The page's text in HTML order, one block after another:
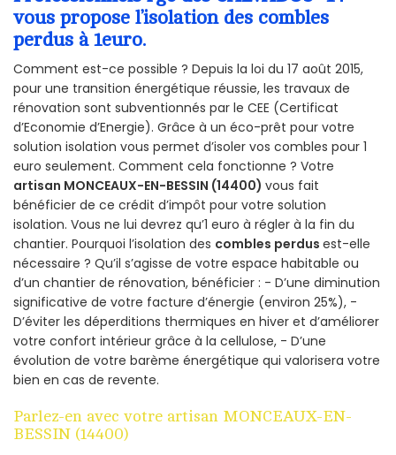
vous propose l’isolation des combles
perdus à 1euro.
Comment est-ce possible ? Depuis la loi du 17 août 2015,
pour une transition énergétique réussie, les travaux de
rénovation sont subventionnés par le CEE (Certificat
d’Economie d’Energie). Grâce à un éco-prêt pour votre
solution isolation vous permet d’isoler vos combles pour 1
euro seulement. Comment cela fonctionne ? Votre
artisan MONCEAUX-EN-BESSIN (14400) vous fait
bénéficier de ce crédit d’impôt pour votre solution
isolation. Vous ne lui devrez qu’1 euro à régler à la fin du
chantier. Pourquoi l’isolation des combles perdus est-elle
nécessaire ? Qu’il s’agisse de votre espace habitable ou
d’un chantier de rénovation, bénéficier : - D’une diminution
significative de votre facture d’énergie (environ 25%), -
D’éviter les déperditions thermiques en hiver et d’améliorer
votre confort intérieur grâce à la cellulose, - D’une
évolution de votre barème énergétique qui valorisera votre
bien en cas de revente.
Parlez-en avec votre artisan MONCEAUX-EN-
BESSIN (14400)